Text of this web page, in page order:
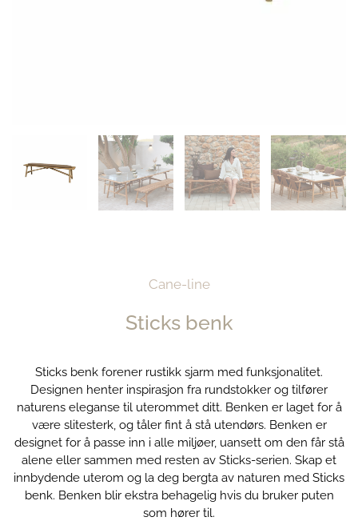
Cane-line
Sticks benk
Sticks benk forener rustikk sjarm med funksjonalitet.
Designen henter inspirasjon fra rundstokker og tilfører
naturens eleganse til uterommet ditt. Benken er laget for å
være slitesterk, og tåler fint å stå utendørs. Benken er
designet for å passe inn i alle miljøer, uansett om den får stå
alene eller sammen med resten av Sticks-serien. Skap et
innbydende uterom og la deg bergta av naturen med Sticks
benk. Benken blir ekstra behagelig hvis du bruker puten
som hører til.